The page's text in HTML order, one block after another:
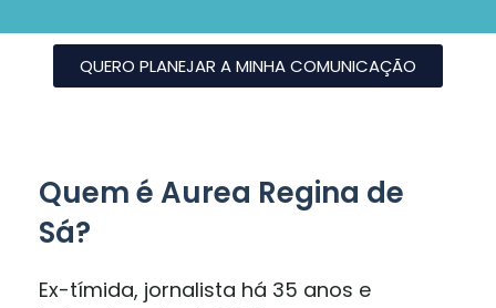
QUERO PLANEJAR A MINHA COMUNICAÇÃO
Quem é Aurea Regina de
Sá?
Ex-tímida, jornalista há 35 anos e